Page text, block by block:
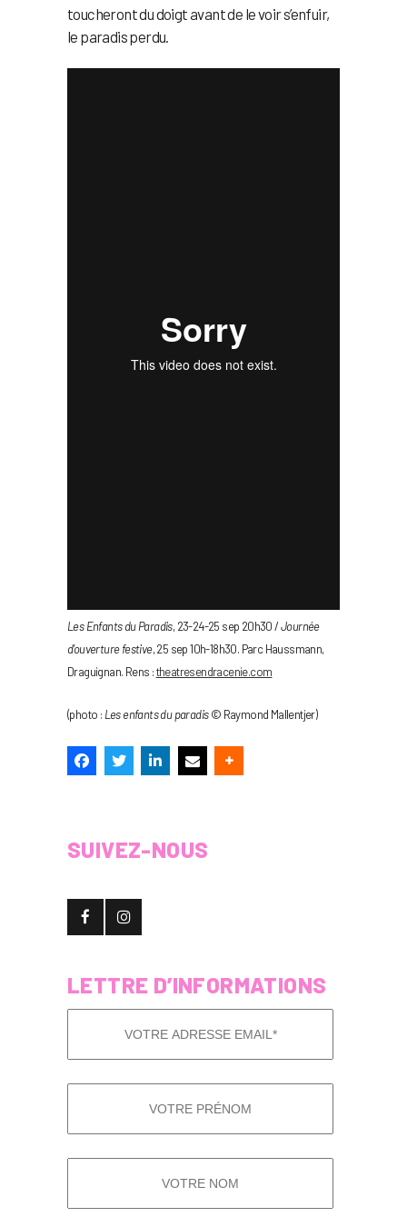
toucheront du doigt avant de le voir s’enfuir,
le paradis perdu.
Les Enfants du Paradis, 23-24-25 sep 20h30 /Journée
d’ouverture festive, 25 sep 10h-18h30. Parc Haussmann,
Draguignan. Rens :theatresendracenie.com
(photo : Les enfants du paradis© Raymond Mallentjer)
SUIVEZ-NOUS
LETTRE D’INFORMATIONS